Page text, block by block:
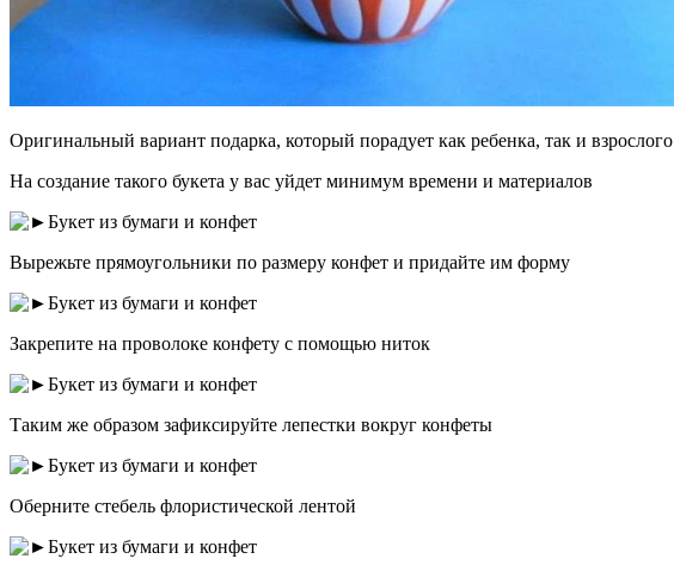
Оригинальный вариант подарка, который порадует как ребенка, так и взрослого
На создание такого букета у вас уйдет минимум времени и материалов
Вырежьте прямоугольники по размеру конфет и придайте им форму
Закрепите на проволоке конфету с помощью ниток
Таким же образом зафиксируйте лепестки вокруг конфеты
Оберните стебель флористической лентой